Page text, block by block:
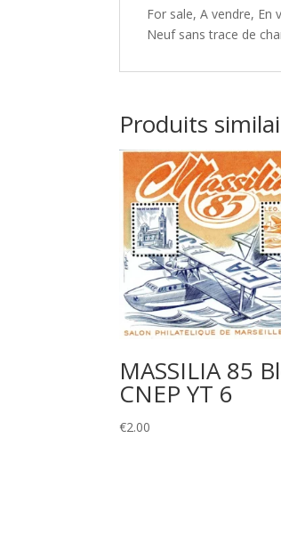
For sale, A vendre, En
Neuf sans trace de
Produits
MASSILIA 85
CNEP YT 6
€2.00